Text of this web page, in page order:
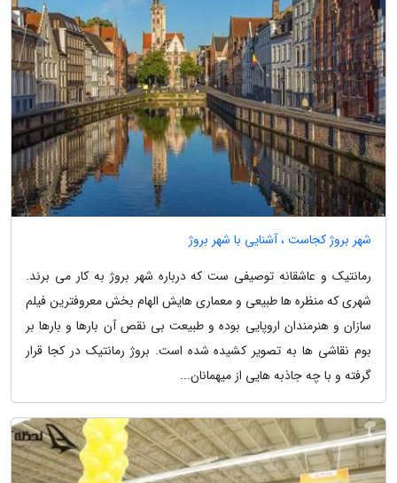
شهر بروژ کجاست ، آشنایی با شهر بروژ
رمانتیک و عاشقانه توصیفی ست که درباره شهر بروژ به کار می برند.
شهری که منظره ها طبیعی و معماری هایش الهام بخش معروفترین فیلم
سازان و هنرمندان اروپایی بوده و طبیعت بی نقص آن بارها و بارها بر
بوم نقاشی ها به تصویر کشیده شده است. بروژ رمانتیک در کجا قرار
گرفته و با چه جاذبه هایی از میهمانان...